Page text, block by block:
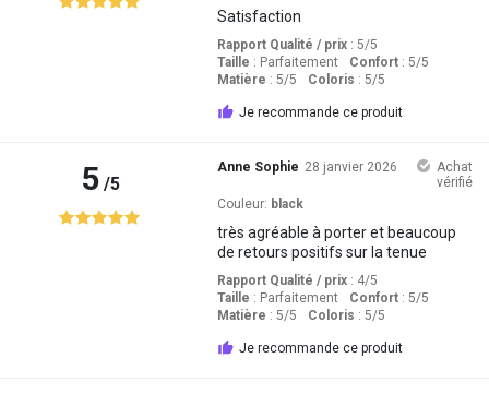
Satisfaction
Rapport Qualité / prix: 5/5
Taille : Parfaitement Confort: 5/5
Matière : 5/5 Coloris : 5/5
Je recommande ce produit
5/5
Anne Sophie 28 janvier 2026
Achat
vérifié
Couleur: black
très agréable à porter et beaucoup
de retours positifs sur la tenue
Rapport Qualité / prix: 4/5
Taille : Parfaitement Confort: 5/5
Matière : 5/5 Coloris : 5/5
Je recommande ce produit